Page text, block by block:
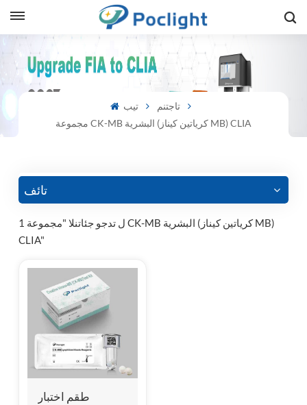
تيب
تاجتنم
مجموعة CK-MB البشرية (كرياتين كيناز MB) CLIA
تائف
1 ل تدجو جئاتنلا "مجموعة CK-MB البشرية (كرياتين كيناز MB)
CLIA"
طقم اختبار